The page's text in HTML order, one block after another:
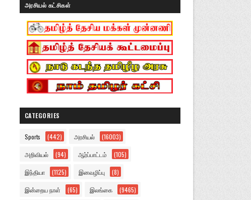
அரசியல் கட்சிகள்
CATEGORIES
Sports (442) அரசியல் (16003)
அறிவியல் (94) ஆர்ப்பாட்டம் (105)
இந்தியா (1125) இனவழிப்பு (8)
இன்றைய நாள் (65) இலங்கை (9465)